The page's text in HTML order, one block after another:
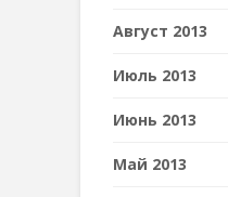
Август 2013
Июль 2013
Июнь 2013
Май 2013